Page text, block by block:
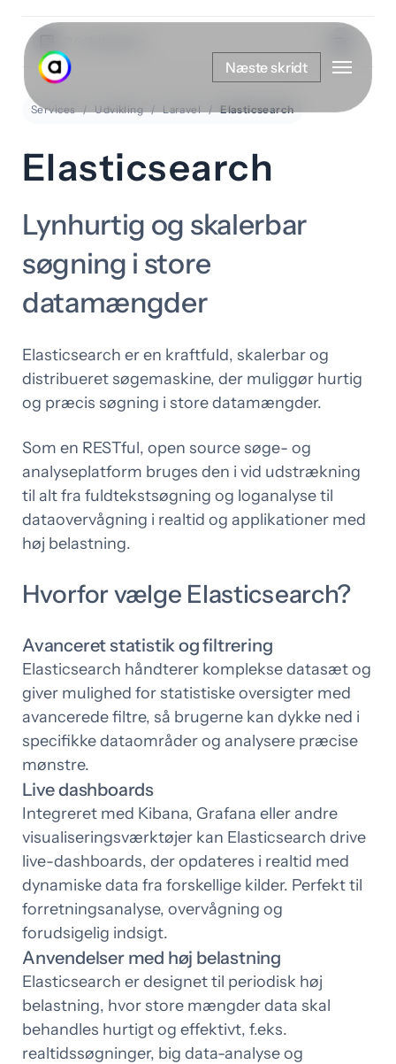
hovedindhold
Næste skridt Menu
Services Udvikling Laravel Elasticsearch
Elasticsearch
Lynhurtig og skalerbar
søgning i store
datamængder
Elasticsearch er en kraftfuld, skalerbar og
distribueret søgemaskine, der muliggør hurtig
og præcis søgning i store datamængder.
Som en RESTful, open source søge- og
analyseplatform bruges den i vid udstrækning
til alt fra fuldtekstsøgning og loganalyse til
dataovervågning i realtid og applikationer med
høj belastning.
Hvorfor vælge Elasticsearch?
Avanceret statistik og filtrering
Elasticsearch håndterer komplekse datasæt og
giver mulighed for statistiske oversigter med
avancerede filtre, så brugerne kan dykke ned i
specifikke dataområder og analysere præcise
mønstre.
Live dashboards
Integreret med Kibana, Grafana eller andre
visualiseringsværktøjer kan Elasticsearch drive
live-dashboards, der opdateres i realtid med
dynamiske data fra forskellige kilder. Perfekt til
forretningsanalyse, overvågning og
forudsigelig indsigt.
Anvendelser med høj belastning
Elasticsearch er designet til periodisk høj
belastning, hvor store mængder data skal
behandles hurtigt og effektivt, f.eks.
realtidssøgninger, big data-analyse og